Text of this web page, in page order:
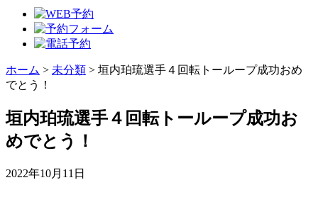
ホーム > 未分類 > 垣内珀琉選手４回転トーループ成功おめ
でとう！
垣内珀琉選手４回転トーループ成功お
めでとう！
2022年10月11日